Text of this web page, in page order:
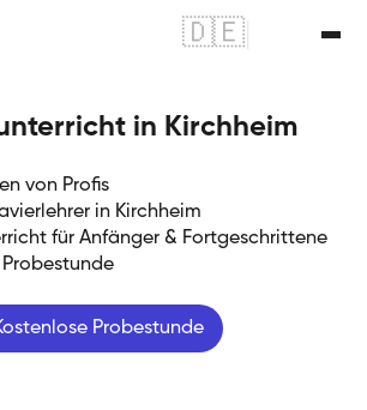
🇩🇪
in Kirchheim
von Profis
in Kirchheim
für Anfänger & Fortgeschrittene
Probestunde
Probestunde